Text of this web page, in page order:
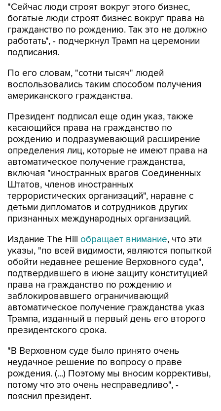
"Сейчас люди строят вокруг этого бизнес,
богатые люди строят бизнес вокруг права на
гражданство по рождению. Так это не должно
работать", - подчеркнул Трамп на церемонии
подписания.
По его словам, "сотни тысяч" людей
воспользовались таким способом получения
американского гражданства.
Президент подписал еще один указ, также
касающийся права на гражданство по
рождению и подразумевающий расширение
определения лиц, которые не имеют права на
автоматическое получение гражданства,
включая "иностранных врагов Соединенных
Штатов, членов иностранных
террористических организаций", наравне с
детьми дипломатов и сотрудников других
признанных международных организаций.
Издание The Hill обращает внимание, что эти
указы, "по всей видимости, являются попыткой
обойти недавнее решение Верховного суда",
подтвердившего в июне защиту конституцией
права на гражданство по рождению и
заблокировавшего ограничивающий
автоматическое получение гражданства указ
Трампа, изданный в первый день его второго
президентского срока.
"В Верховном суде было принято очень
неудачное решение по вопросу о праве
рождения. (...) Поэтому мы вносим коррективы,
потому что это очень несправедливо", -
пояснил президент.